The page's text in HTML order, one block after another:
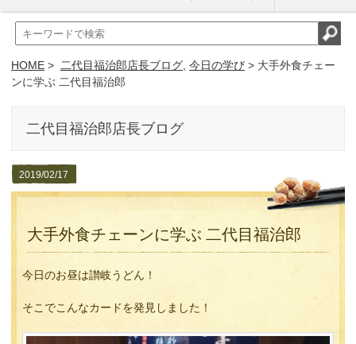
HOME > 二代目福治郎店長ブログ 今日の学び > 大手外食チェー
ンに学ぶ 二代目福治郎
二代目福治郎店長ブログ
2019/02/17
大手外食チェーンに学ぶ 二代目福治郎
今日のお昼は讃岐うどん！
そこでこんなカードを発見しました！